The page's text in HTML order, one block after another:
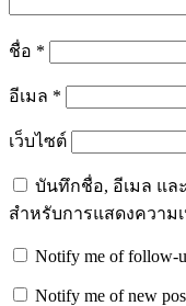
ชื่อ *
อีเมล *
เว็บไซต์
บันทึกชื่อ, อีเมล แล
สำหรับการแสดงความ
Notify me of follow-
Notify me of new